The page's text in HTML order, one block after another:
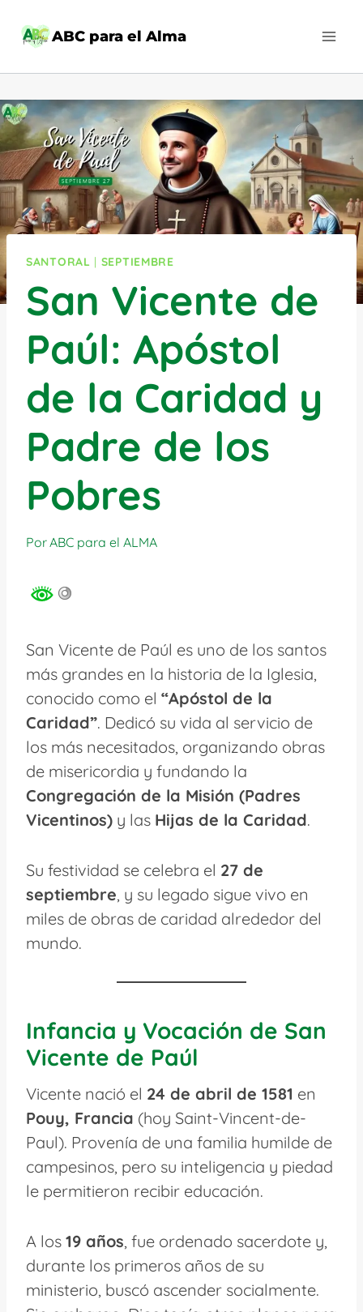
ABC para el Alma
SANTORAL | SEPTIEMBRE
San Vicente de
Paúl: Apóstol
de la Caridad y
Padre de los
Pobres
PorABC para el ALMA
San Vicente de Paúl es uno de los santos
más grandes en la historia de la Iglesia,
conocido como el “Apóstol de la
Caridad”. Dedicó su vida al servicio de
los más necesitados, organizando obras
de misericordia y fundando la
Congregación de la Misión (Padres
Vicentinos) y las Hijas de la Caridad.
Su festividad se celebra el 27 de
septiembre, y su legado sigue vivo en
miles de obras de caridad alrededor del
mundo.
Infancia y Vocación de San
Vicente de Paúl
Vicente nació el 24 de abril de 1581 en
Pouy, Francia (hoy Saint-Vincent-de-
Paul). Provenía de una familia humilde de
campesinos, pero su inteligencia y piedad
le permitieron recibir educación.
A los 19 años, fue ordenado sacerdote y,
durante los primeros años de su
ministerio, buscó ascender socialmente.